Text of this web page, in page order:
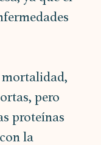
mortalidad,
pero
proteínas
la